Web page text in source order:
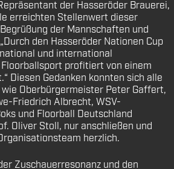
der Hasseröder Brauerei,
erreichten Stellenwert dieser
der Mannschaften und
den Hasseröder Nationen Cup
und international
profitiert von einem
Diesen Gedanken konnten sich alle
Oberbürgermeister Peter Gaffert,
Friedrich Albrecht, WSV-
und Floorball Deutschland
Oliver Stoll, nur anschließen und
herzlich.
Zuschauerresonanz und den